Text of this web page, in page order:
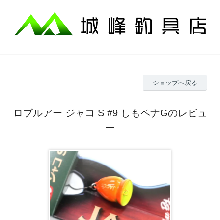
ショップへ戻る
ロブルアー ジャコ S #9 しもペナGのレビュ
ー